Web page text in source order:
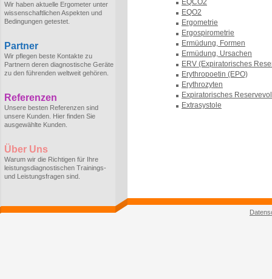
Wir haben aktuelle Ergometer unter
wissenschaftlichen Aspekten und
Bedingungen getestet.
Partner
Wir pflegen beste Kontakte zu
Partnern deren diagnostische Geräte
zu den führenden weltweit gehören.
Referenzen
Unsere besten Referenzen sind
unsere Kunden. Hier finden Sie
ausgewählte Kunden.
Über Uns
Warum wir die Richtigen für Ihre
leistungsdiagnostischen Trainings-
und Leistungsfragen sind.
EQCO2
EQO2
Ergometrie
Ergospirometrie
Ermüdung, Formen
Ermüdung, Ursachen
ERV (Expiratorisches
Erythropoetin (EPO)
Erythrozyten
Expiratorisches
Extrasystole